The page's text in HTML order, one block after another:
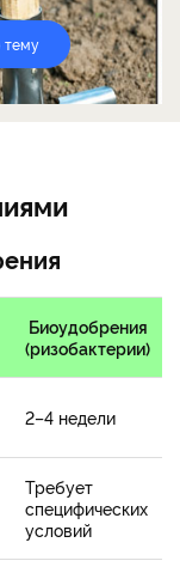
тему
Биоудобрения
(ризобактерии)
2–4 недели
Требует
специфических
условий